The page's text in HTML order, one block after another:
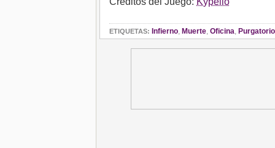
ETIQUETAS: Infierno, Muerte, Oficina, Purgatorio